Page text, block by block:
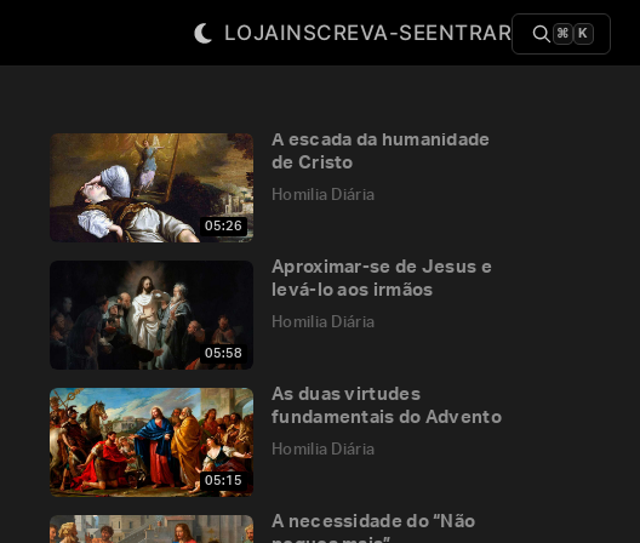
LOJAINSCREVA-SEENTRAR ⌘ K
05:26
A escada da humanidade
de Cristo
Homilia Diária
05:58
Aproximar-se de Jesus e
levá-lo aos irmãos
Homilia Diária
05:15
As duas virtudes
fundamentais do Advento
Homilia Diária
A necessidade do “Não